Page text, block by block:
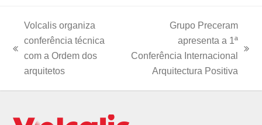
previous
post:
Volcalis organiza
conferência técnica
com a Ordem dos
arquitetos
next
Grupo Preceram
apresenta a 1ª
Conferência Internacional
Arquitectura Positiva